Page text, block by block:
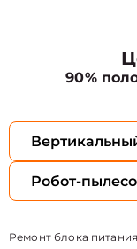
90%
Робот-
Ремонт блока питания